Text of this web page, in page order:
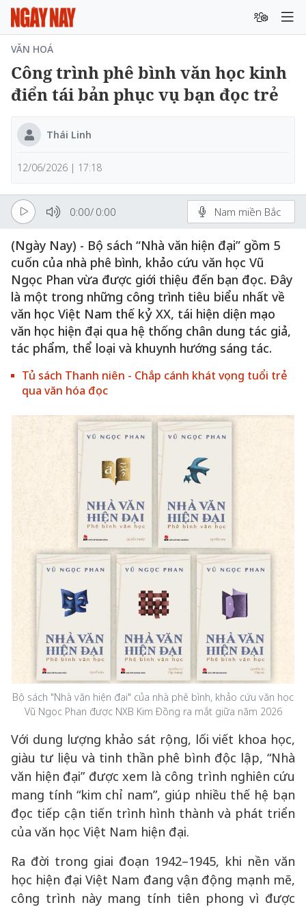
VĂN HOÁ
Công trình phê bình văn học kinh
điển tái bản phục vụ bạn đọc trẻ
Thái Linh
12/06/2026 | 17:18
0:00/ 0:00 Nam miền Bắc
(Ngày Nay) - Bộ sách “Nhà văn hiện đại” gồm 5
cuốn của nhà phê bình, khảo cứu văn học Vũ
Ngọc Phan vừa được giới thiệu đến bạn đọc. Đây
là một trong những công trình tiêu biểu nhất về
văn học Việt Nam thế kỷ XX, tái hiện diện mạo
văn học hiện đại qua hệ thống chân dung tác giả,
tác phẩm, thể loại và khuynh hướng sáng tác.
Tủ sách Thanh niên - Chắp cánh khát vọng tuổi trẻ
qua văn hóa đọc
Bộ sách "Nhà văn hiện đại" của nhà phê bình, khảo cứu văn học
Vũ Ngọc Phan được NXB Kim Đồng ra mắt giữa năm 2026
Với dung lượng khảo sát rộng, lối viết khoa học,
giàu tư liệu và tinh thần phê bình độc lập, “Nhà
văn hiện đại” được xem là công trình nghiên cứu
mang tính “kim chỉ nam”, giúp nhiều thế hệ bạn
đọc tiếp cận tiến trình hình thành và phát triển
của văn học Việt Nam hiện đại.
Ra đời trong giai đoạn 1942–1945, khi nền văn
học hiện đại Việt Nam đang vận động mạnh mẽ,
công trình này mang tính tiên phong vì được